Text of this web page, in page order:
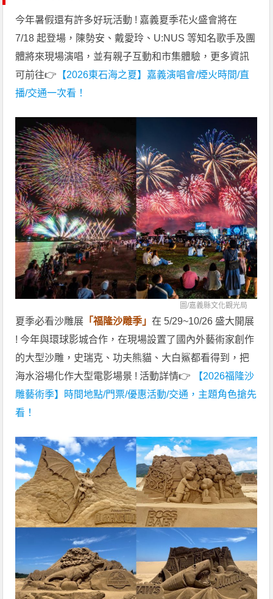
今年暑假還有許多好玩活動 ! 嘉義夏季花火盛會將在
7/18 起登場，陳勢安、戴愛玲、U:NUS 等知名歌手及團
體將來現場演唱，並有親子互動和市集體驗，更多資訊
可前往👉 【2026東石海之夏】嘉義演唱會/煙火時間/直
播/交通一次看！
圖/嘉義縣文化觀光局
夏季必看沙雕展 「福隆沙雕季」在 5/29~10/26 盛大開展
! 今年與環球影城合作，在現場設置了國內外藝術家創作
的大型沙雕，史瑞克、功夫熊貓、大白鯊都看得到，把
海水浴場化作大型電影場景 ! 活動詳情👉
【2026福隆沙
雕藝術季】時間地點/門票/優惠活動/交通，主題角色搶先
看！